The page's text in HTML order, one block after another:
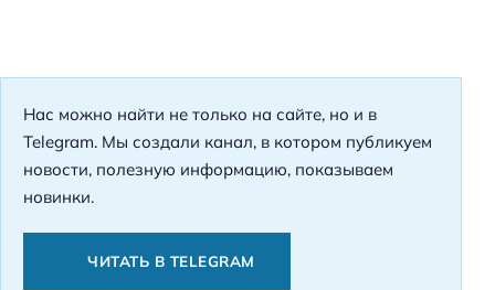
Нас можно найти не только на сайте, но и в
Telegram. Мы создали канал, в котором публикуем
новости, полезную информацию, показываем
новинки.
ЧИТАТЬ В TELEGRAM